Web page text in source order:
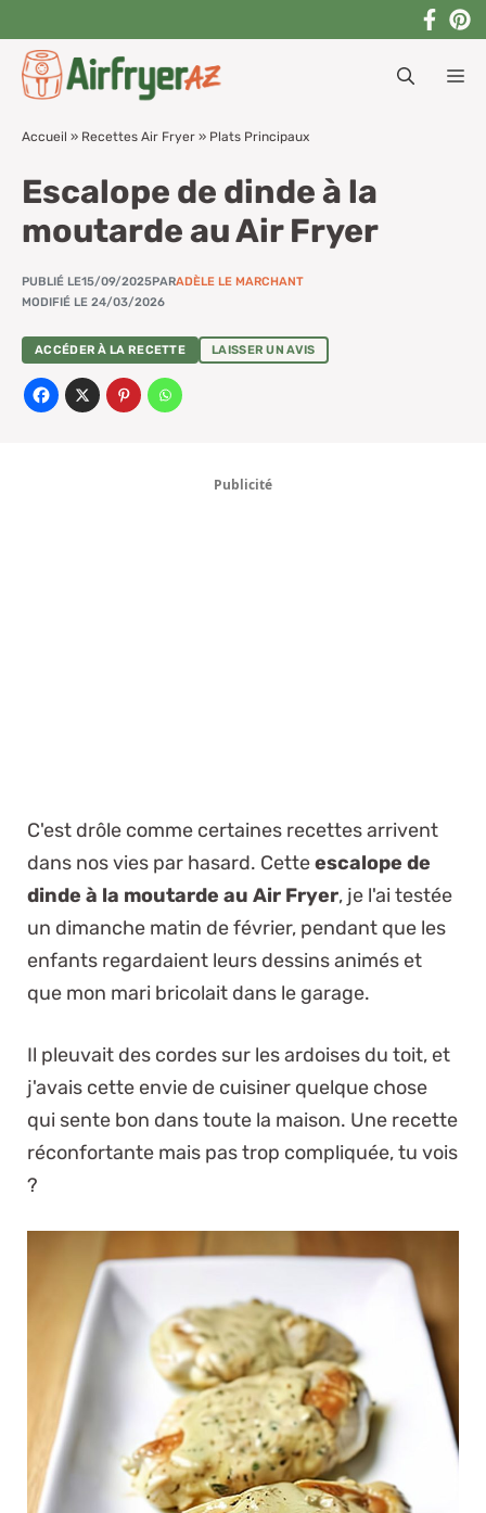
contenu
Accueil » Recettes Air Fryer » Plats Principaux
Escalope de dinde à la
moutarde au Air Fryer
PUBLIÉ LE15/09/2025PARADÈLE LE MARCHANT
MODIFIÉ LE 24/03/2026
ACCÉDER À LA RECETTE LAISSER UN AVIS
Publicité
C'est drôle comme certaines recettes arrivent
dans nos vies par hasard. Cetteescalope de
dinde à la moutarde au Air Fryer, je l'ai testée
un dimanche matin de février, pendant que les
enfants regardaient leurs dessins animés et
que mon mari bricolait dans le garage.
Il pleuvait des cordes sur les ardoises du toit, et
j'avais cette envie de cuisiner quelque chose
qui sente bon dans toute la maison. Une recette
réconfortante mais pas trop compliquée, tu vois
?